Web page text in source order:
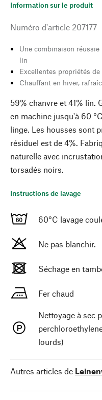
Information sur le produit
Numéro d'article 207177
Une combinaison
lin
Excellentes propriétés
Chauffant en hiver,
59% chanvre et 41% lin.
en machine jusqu'à 60
linge. Les housses sont
résiduel est de 4%.
naturelle avec
torsadés noirs.
Instructions de lavage
60°C lavage
Ne pas blanchir.
Séchage en
Fer chaud
Nettoyage à sec
lourds)
Autres articles de